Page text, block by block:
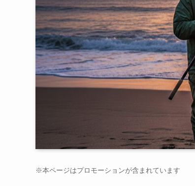
※本ページはプロモーションが含まれています